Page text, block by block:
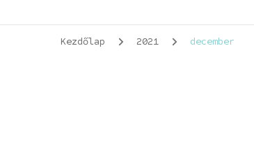
Kezdőlap 2021 december